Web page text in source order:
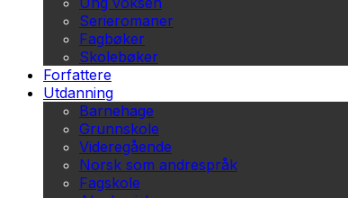
Serieromaner
Fagbøker
Skolebøker
Forfattere
Utdanning
Barnehage
Grunnskole
Videregående
Norsk som andrespråk
Fagskole